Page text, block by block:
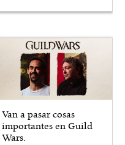
Van a pasar cosas
importantes en Guild
Wars.